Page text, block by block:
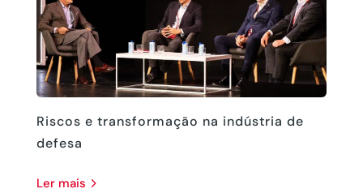
Riscos e transformação na indústria de
defesa
ler mais